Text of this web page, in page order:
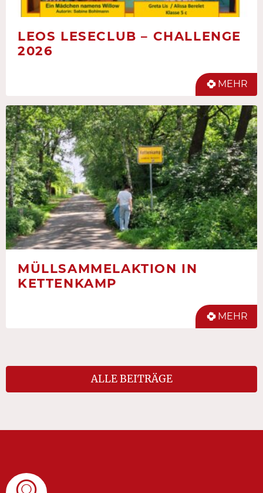
LEOS LESECLUB – CHALLENGE
2026
MEHR
MÜLLSAMMELAKTION IN
KETTENKAMP
MEHR
ALLE BEITRÄGE